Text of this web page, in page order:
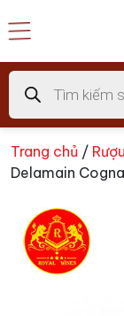
đến
dung
Tìm
kiếm
sản
phẩm
Trang chủ /
Delamain